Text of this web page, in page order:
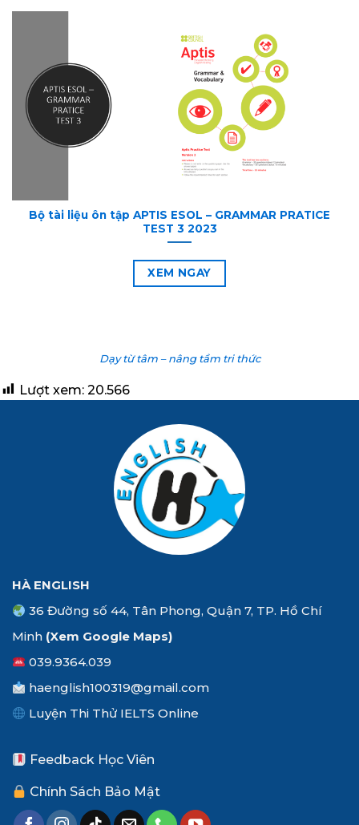
Bộ tài liệu ôn tập APTIS ESOL – GRAMMAR PRATICE
TEST 3 2023
XEM NGAY
Dạy từ tâm – nâng tầm tri thức
Lượt xem: 20.566
HÀ ENGLISH
36 Đường số 44, Tân Phong, Quận 7, TP. Hồ Chí
Minh (Xem Google Maps)
039.9364.039
haenglish100319@gmail.com
Luyện Thi Thử IELTS Online
Feedback Học Viên
Chính Sách Bảo Mật